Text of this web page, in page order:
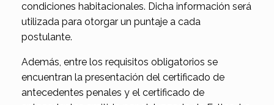
condiciones habitacionales. Dicha información será
utilizada para otorgar un puntaje a cada
postulante.
Además, entre los requisitos obligatorios se
encuentran la presentación del certificado de
antecedentes penales y el certificado de